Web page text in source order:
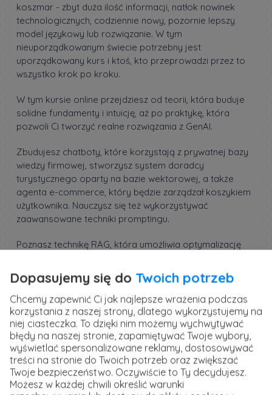
koszmar - zbyt duża ilość informacji, natłok nowinek
technologicznych, codziennie nowy, pozornie lepszy
model językowy lub rozwiązanie. W tym
nieuporządkowanym świecie potrzebny jest
uporządkowany kurs i ktoś, kto przeprowadzi przez to
wszystko krok po kroku.
W tym kursie online przejdziesz od teorii, która buduje
solidne fundamenty i intuicję, aż po praktykę, która
pozwoli Ci tworzyć realne rozwiązania z GenAI.
Zbudujesz chatboty, które korzystają z prywatnej bazy
wiedzy firmowej, stworzysz system doradcy
turystycznego oparty na bazie wektorowej, a także
agenta e-commerce, który będzie zarządzał koszykiem
użytkownika. Nauczysz się też wykorzystywać
zaawansowane techniki promptingu.
Poznasz technikę RAG, która umożliwia optymalizację
wykorzystać LLM jako silnik decyzyjny i wiele więcej.
Świat GenAI rozwija się w zawrotnym tempie, a popyt na
specjalistów jest ogromny. Dołącz do tego kursu i
zdobądź umiejętności, które otworzą przed Tobą drzwi
do nowoczesnych projektów AI.
Szkolenie prowadziBartosz Góralczyk, AI i Machine
Learning Engineer z wieloletnim doświadczeniem.
Twórca innowacyjnych algorytmów dla przemysłu,
pasjonat fizyki oraz technologii kosmicznych.
Dopasujemy się do Twoich potrzeb
Chcemy zapewnić Ci jak najlepsze wrażenia podczas
korzystania z naszej strony, dlatego wykorzystujemy na
niej ciasteczka. To dzięki nim możemy wychwytywać
błędy na naszej stronie, zapamiętywać Twoje wybory,
wyświetlać spersonalizowane reklamy, dostosowywać
treści na stronie do Twoich potrzeb oraz zwiększać
Twoje bezpieczeństwo. Oczywiście to Ty decydujesz.
Możesz w każdej chwili określić warunki